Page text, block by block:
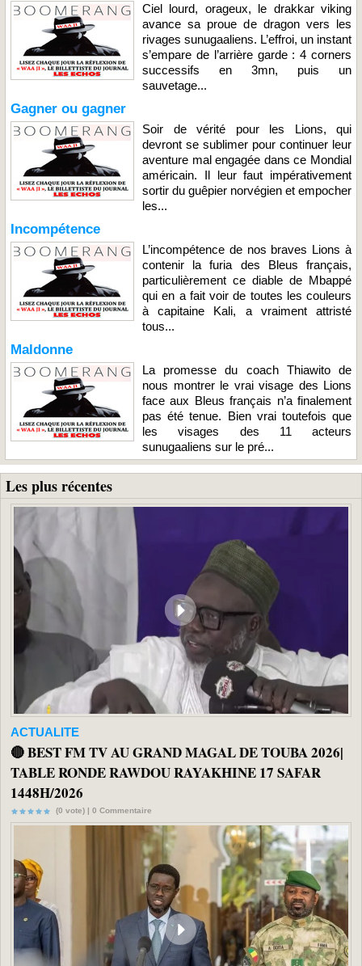
Ciel lourd, orageux, le drakkar viking
avance sa proue de dragon vers les
rivages sunugaaliens. L’effroi, un instant
s’empare de l’arrière garde : 4 corners
successifs en 3mn, puis un
sauvetage...
Gagner ou gagner
Soir de vérité pour les Lions, qui
devront se sublimer pour continuer leur
aventure mal engagée dans ce Mondial
américain. Il leur faut impérativement
sortir du guêpier norvégien et empocher
les...
Incompétence
L’incompétence de nos braves Lions à
contenir la furia des Bleus français,
particulièrement ce diable de Mbappé
qui en a fait voir de toutes les couleurs
à capitaine Kali, a vraiment attristé
tous...
Maldonne
La promesse du coach Thiawito de
nous montrer le vrai visage des Lions
face aux Bleus français n’a finalement
pas été tenue. Bien vrai toutefois que
les visages des 11 acteurs
sunugaaliens sur le pré...
Les plus récentes
ACTUALITE
🔴 BEST FM TV AU GRAND MAGAL DE TOUBA 2026|
TABLE RONDE RAWDOU RAYAKHINE 17 SAFAR
1448H/2026
(0 vote) | 0 Commentaire